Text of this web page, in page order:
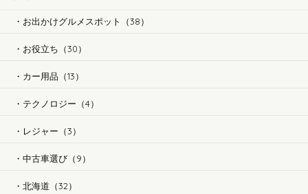
お出かけグルメスポット（38）
お役立ち（30）
カー用品（13）
テクノロジー（4）
レジャー（3）
中古車選び（9）
北海道（32）